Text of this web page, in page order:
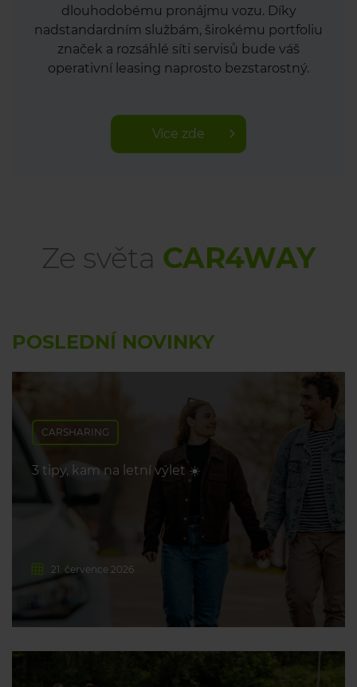
dlouhodobému pronájmu vozu. Díky
nadstandardním službám, širokému portfoliu
značek a rozsáhlé síti servisů bude váš
operativní leasing naprosto bezstarostný.
Více zde
Ze světa CAR4WAY
POSLEDNÍ NOVINKY
CARSHARING
3 tipy, kam na letní výlet ☀️
21. července 2026